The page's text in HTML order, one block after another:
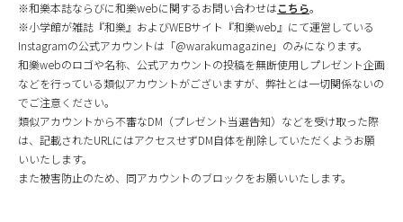
※和樂本誌ならびに和樂webに関するお問い合わせはこちら。
※小学館が雑誌『和樂』およびWEBサイト『和樂web』にて運営している
Instagramの公式アカウントは「@warakumagazine」のみになります。
和樂webのロゴや名称、公式アカウントの投稿を無断使用しプレゼント企画
などを行っている類似アカウントがございますが、弊社とは一切関係ないの
でご注意ください。
類似アカウントから不審なDM（プレゼント当選告知）などを受け取った際
は、記載されたURLにはアクセスせずDM自体を削除していただくようお願
いいたします。
また被害防止のため、同アカウントのブロックをお願いいたします。